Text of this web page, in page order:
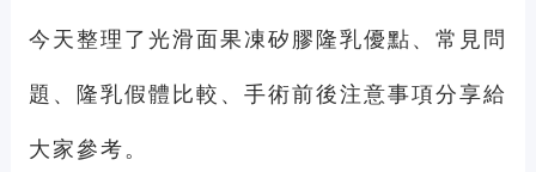
今天整理了光滑面果凍矽膠隆乳優點、常見問
題、隆乳假體比較、手術前後注意事項分享給
大家參考。